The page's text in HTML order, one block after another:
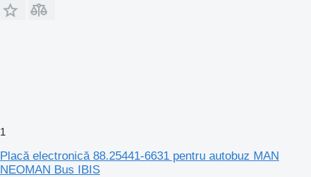
1
Placă electronică 88.25441-6631 pentru autobuz MAN
NEOMAN Bus IBIS